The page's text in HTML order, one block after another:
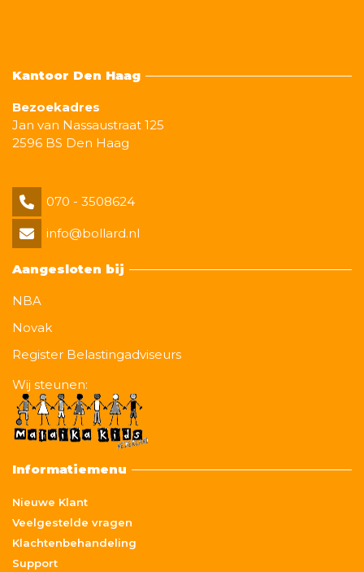
Kantoor Den Haag
Bezoekadres
Jan van Nassaustraat 125
2596 BS Den Haag
070 - 3508624
info@bollard.nl
Aangesloten bij
NBA
Novak
Register Belastingadviseurs
Wij steunen:
Informatiemenu
Nieuwe Klant
Veelgestelde vragen
Klachtenbehandeling
Support